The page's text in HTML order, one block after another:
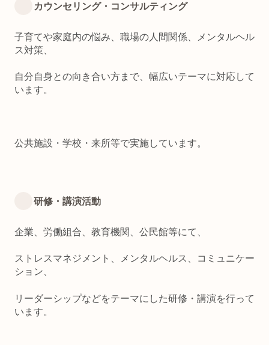
カウンセリング・コンサルティング
子育てや家庭内の悩み、職場の人間関係、メンタルヘル
ス対策、
自分自身との向き合い方まで、幅広いテーマに対応して
います。
公共施設・学校・来所等で実施しています。
研修・講演活動
企業、労働組合、教育機関、公民館等にて、
ストレスマネジメント、メンタルヘルス、コミュニケー
ション、
リーダーシップなどをテーマにした研修・講演を行って
います。